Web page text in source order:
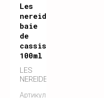
Les
nereides
baie
de
cassis
100ml
LES
NEREIDES
Артикул: